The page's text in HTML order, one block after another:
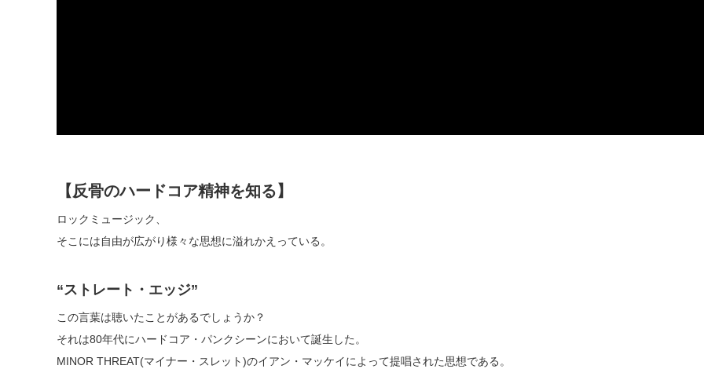
【反骨のハードコア精神を知る】
ロックミュージック、
そこには自由が広がり様々な思想に溢れかえっている。
“ストレート・エッジ”
この言葉は聴いたことがあるでしょうか？
それは80年代にハードコア・パンクシーンにおいて誕生した。
MINOR THREAT(マイナー・スレット)のイアン・マッケイによって提唱された思想である。